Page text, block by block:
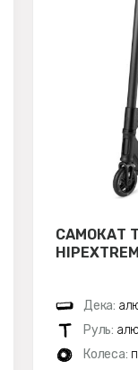
САМОКАТ
Дека:
Руль:
Колеса: